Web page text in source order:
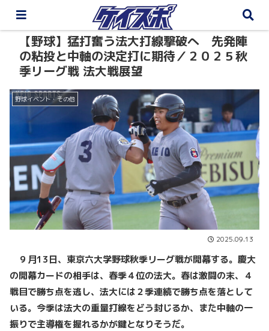
【野球】猛打奮う法大打線撃破へ 先発陣
の粘投と中軸の決定打に期待／２０２５秋
季リーグ戦 法大戦展望
野球イベント・その他
2025.09.13
９月13日、東京六大学野球秋季リーグ戦が開幕する。慶大
の開幕カードの相手は、春季４位の法大。春は激闘の末、４
戦目で勝ち点を逃し、法大には２季連続で勝ち点を落として
いる。今季は法大の重量打線をどう封じるか、また中軸の一
振りで主導権を握れるかが鍵となりそうだ。